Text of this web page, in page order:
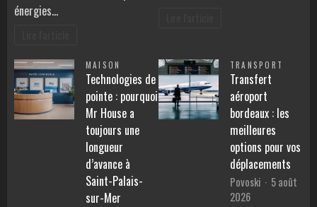
énergies…
MAISON
Technologies de
pointe : pourquoi
Mr House a
toujours une
longueur
d’avance à
Saint-Palais-
sur-Mer
TRANSPORT
Transfert
aéroport
bordeaux : les
meilleures
options pour vos
déplacements
Povoski
5 août
2026